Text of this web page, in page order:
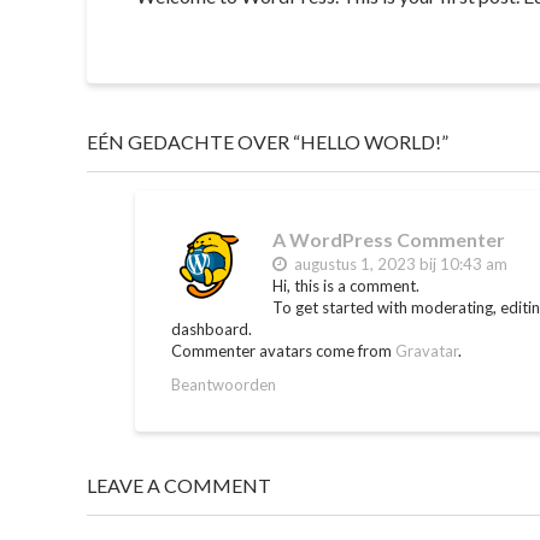
EÉN GEDACHTE OVER “HELLO WORLD!”
A WordPress Commenter
augustus 1, 2023 bij 10:43 am
Hi, this is a comment.
To get started with moderating,
dashboard.
Commenter avatars come from Gravatar.
Beantwoorden
LEAVE A COMMENT